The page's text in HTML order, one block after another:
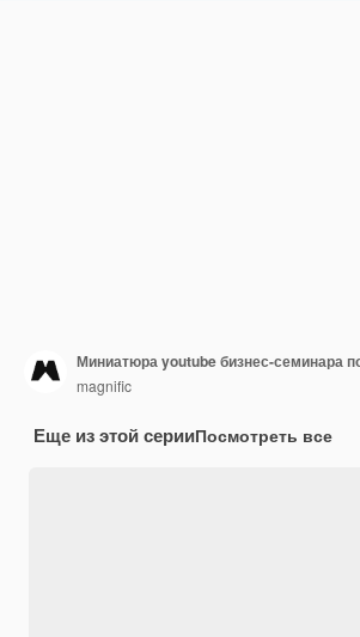
Миниатюра youtube бизнес-семинара
magnific
Еще из этой серииПосмотреть все